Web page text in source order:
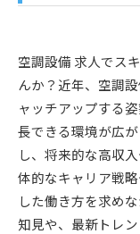
空調設備 求人でス
んか？近年、空調
ャッチアップする
長できる環境が広
し、将来的な高収
体的なキャリア戦
した働き方を求め
知見や、最新トレ